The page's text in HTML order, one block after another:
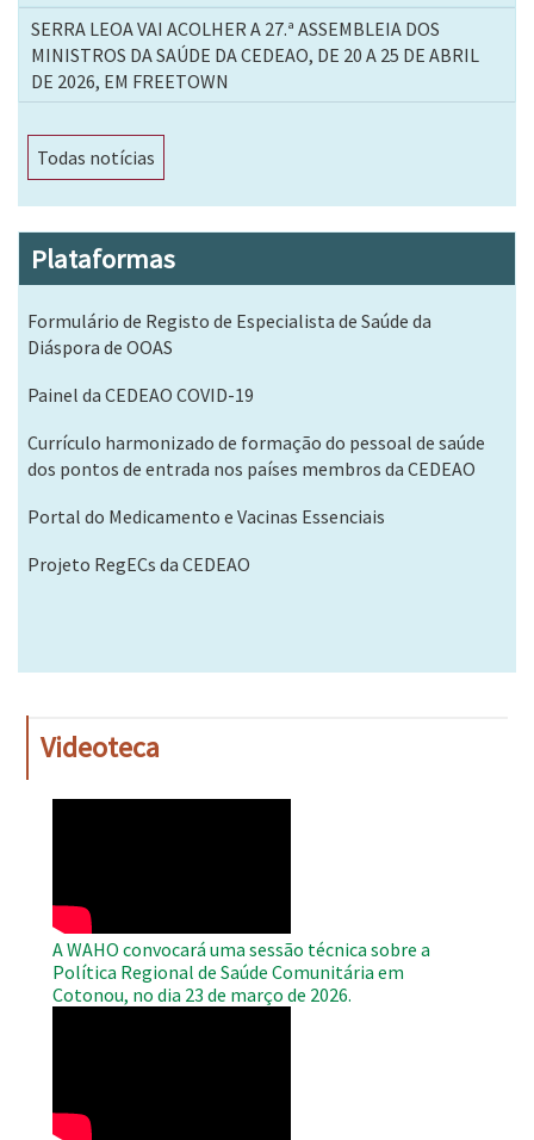
SERRA LEOA VAI ACOLHER A 27.ª ASSEMBLEIA DOS
MINISTROS DA SAÚDE DA CEDEAO, DE 20 A 25 DE ABRIL
DE 2026, EM FREETOWN
Todas notícias
Plataformas
Formulário de Registo de Especialista de Saúde da
Diáspora de OOAS
Painel da CEDEAO COVID-19
Currículo harmonizado de formação do pessoal de saúde
dos pontos de entrada nos países membros da CEDEAO
Portal do Medicamento e Vacinas Essenciais
Projeto RegECs da CEDEAO
Videoteca
A WAHO convocará uma sessão técnica sobre a
Política Regional de Saúde Comunitária em
Cotonou, no dia 23 de março de 2026.